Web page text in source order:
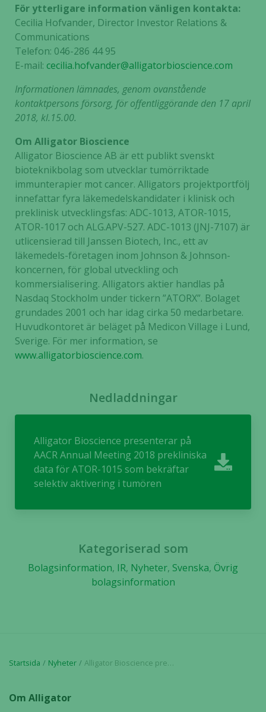
För ytterligare information vänligen kontakta:
Cecilia Hofvander, Director Investor Relations &
Communications
Telefon: 046-286 44 95
E-mail: cecilia.hofvander@alligatorbioscience.com
Informationen lämnades, genom ovanstående
kontaktpersons försorg, för offentliggörande den 17 april
2018, kl.15.00.
Om Alligator Bioscience
Alligator Bioscience AB är ett publikt svenskt
bioteknikbolag som utvecklar tumörriktade
immunterapier mot cancer. Alligators projektportfölj
innefattar fyra läkemedelskandidater i klinisk och
preklinisk utvecklingsfas: ADC-1013, ATOR-1015,
ATOR-1017 och ALG.APV-527. ADC-1013 (JNJ-7107) är
utlicensierad till Janssen Biotech, Inc., ett av
läkemedels-företagen inom Johnson & Johnson-
koncernen, för global utveckling och
kommersialisering. Alligators aktier handlas på
Nasdaq Stockholm under tickern ”ATORX”. Bolaget
grundades 2001 och har idag cirka 50 medarbetare.
Huvudkontoret är beläget på Medicon Village i Lund,
Sverige. För mer information, se
www.alligatorbioscience.com.
Nedladdningar
Alligator Bioscience presenterar på
AACR Annual Meeting 2018 prekliniska
data för ATOR-1015 som bekräftar
selektiv aktivering i tumören
Kategoriserad som
Bolagsinformation, IR, Nyheter, Svenska, Övrig
bolagsinformation
Startsida Nyheter Alligator Bioscience presenterar på AACR Annual Meeting 2018 prekliniska data för ATOR-1015 som bekräftar selektiv aktivering i tumören
Om Alligator
Nödvändiga
Dessa kakor
går inte att
välja bort. De
behövs för
att hemsidan
över huvud
Statistik
kunna
förbättra
hemsidans
funktionalitet
används.
Upplevelse
under ditt